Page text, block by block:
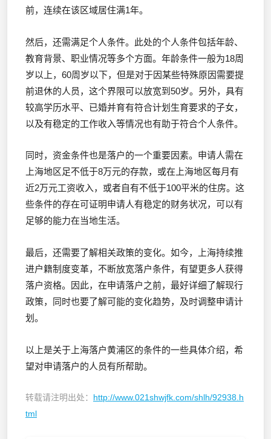
前，连续在该区域居住满1年。
然后，还需满足个人条件。此处的个人条件包括年龄、
教育背景、职业情况等多个方面。年龄条件一般为18周
岁以上，60周岁以下，但是对于因某些特殊原因需要提
前退休的人员，这个界限可以放宽到50岁。另外，具有
较高学历水平、已婚并育有符合计划生育要求的子女，
以及有稳定的工作收入等情况也有助于符合个人条件。
同时，资金条件也是落户的一个重要因素。申请人需在
上海地区足不低于8万元的存款，或在上海地区每月有
近2万元工资收入，或者自有不低于100平米的住房。这
些条件的存在可证明申请人有稳定的财务状况，可以有
足够的能力在当地生活。
最后，还需要了解相关政策的变化。如今，上海持续推
进户籍制度变革，不断放宽落户条件，有望更多人获得
落户资格。因此，在申请落户之前，最好详细了解现行
政策，同时也要了解可能的变化趋势，及时调整申请计
划。
以上是关于上海落户黄浦区的条件的一些具体介绍，希
望对申请落户的人员有所帮助。
转载请注明出处： http://www.021shwjfk.com/shlh/92938.h
tml